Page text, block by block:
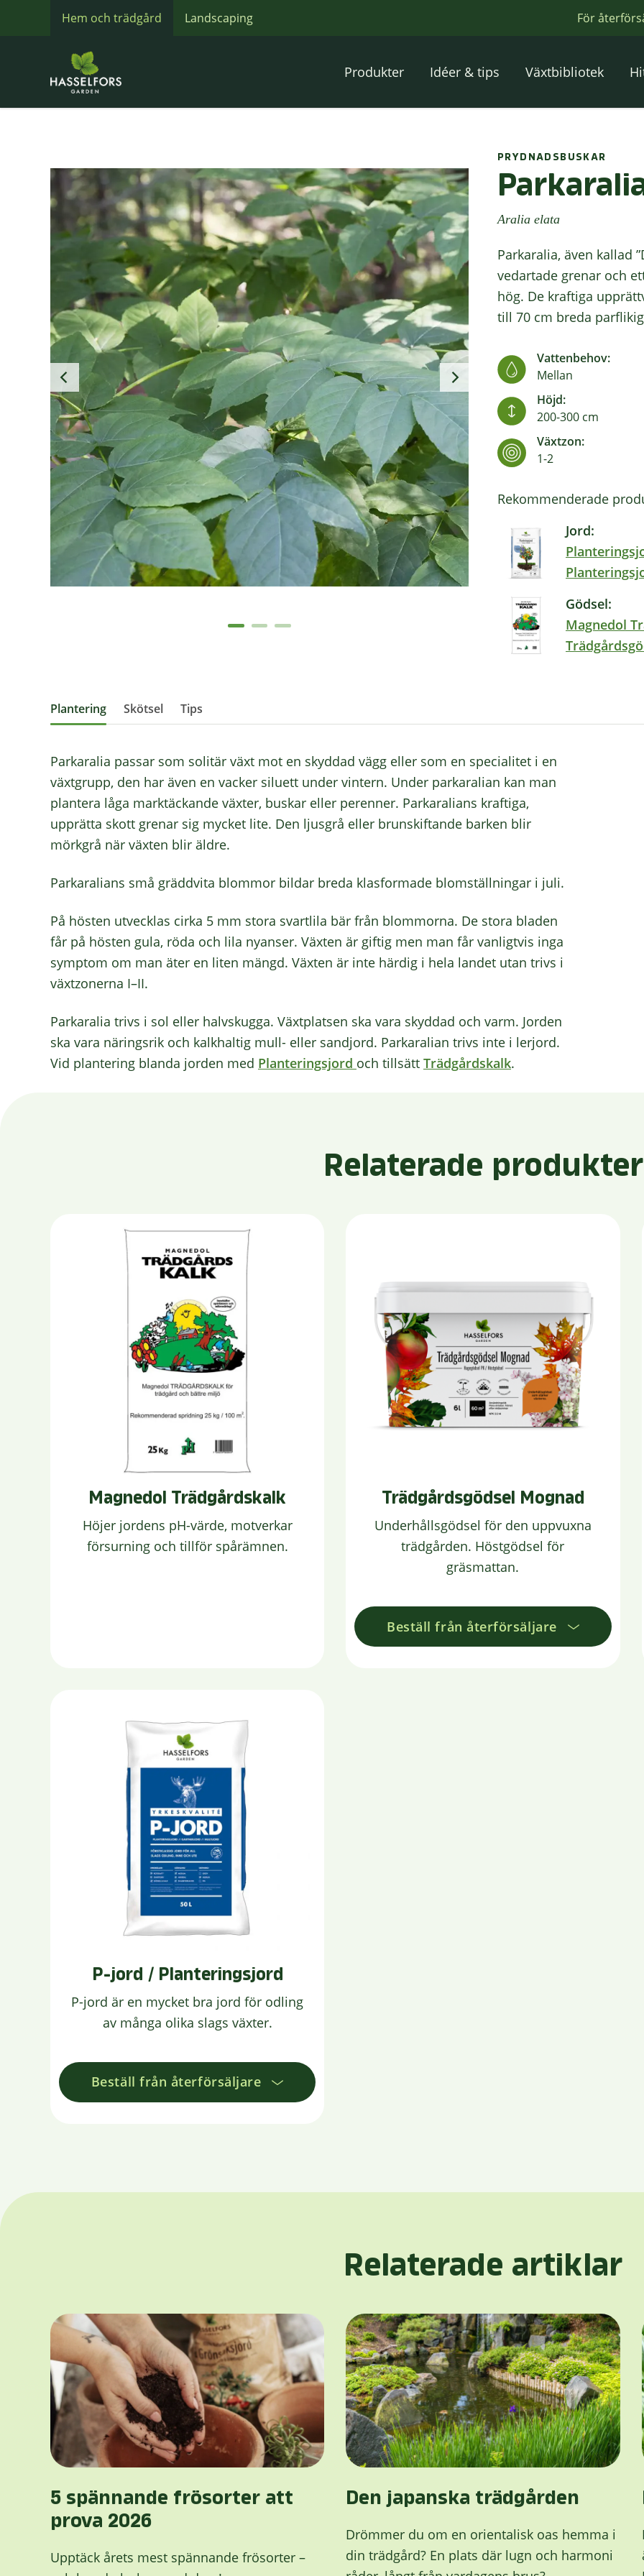
Hem och trädgård Landscaping För
Produkter Idéer & tips Växtbibliotek
PRYDNADSBUSKAR
Aralia elata
Parkaralia, även kallad
vedartade grenar och
hög. De kraftiga
till 70 cm breda
Vattenbehov:
Mellan
Höjd:
200-300 cm
Växtzon:
1-2
Rekommenderade
Jord:
Gödsel:
Magnedol
Plantering Skötsel Tips
Parkaralia passar som solitär växt mot en skyddad vägg eller som en specialitet i en
växtgrupp, den har även en vacker siluett under vintern. Under parkaralian kan man
plantera låga marktäckande växter, buskar eller perenner. Parkaralians kraftiga,
upprätta skott grenar sig mycket lite. Den ljusgrå eller brunskiftande barken blir
mörkgrå när växten blir äldre.
Parkaralians små gräddvita blommor bildar breda klasformade blomställningar i juli.
På hösten utvecklas cirka 5 mm stora svartlila bär från blommorna. De stora bladen
får på hösten gula, röda och lila nyanser. Växten är giftig men man får vanligtvis inga
symptom om man äter en liten mängd. Växten är inte härdig i hela landet utan trivs i
växtzonerna I–II.
Parkaralia trivs i sol eller halvskugga. Växtplatsen ska vara skyddad och varm. Jorden
ska vara näringsrik och kalkhaltig mull- eller sandjord. Parkaralian trivs inte i lerjord.
Vid plantering blanda jorden med Planteringsjord och tillsätt Trädgårdskalk.
Relaterade produkter
Magnedol Trädgårdskalk
Höjer jordens pH-värde, motverkar
försurning och tillför spårämnen.
Trädgårdsgödsel Mognad
Underhållsgödsel för den uppvuxna
trädgården. Höstgödsel för
gräsmattan.
Beställ från återförsäljare
P-jord / Planteringsjord
P-jord är en mycket bra jord för odling
av många olika slags växter.
Beställ från återförsäljare
Relaterade artiklar
5 spännande frösorter att
prova 2026
Upptäck årets mest spännande frösorter –
Den japanska trädgården
Drömmer du om en orientalisk oas hemma i
din trädgård? En plats där lugn och harmoni